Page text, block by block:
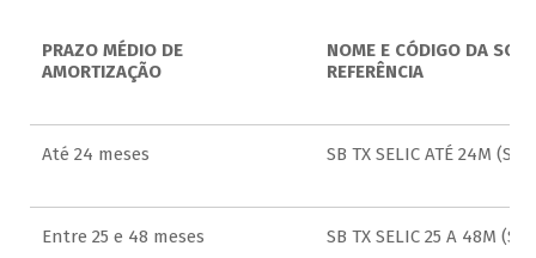
PRAZO MÉDIO DE
AMORTIZAÇÃO
NOME E CÓDIGO DA
REFERÊNCIA
Até 24 meses SB TX SELIC ATÉ 24M (SS1)
Entre 25 e 48 meses SB TX SELIC 25 A 48M